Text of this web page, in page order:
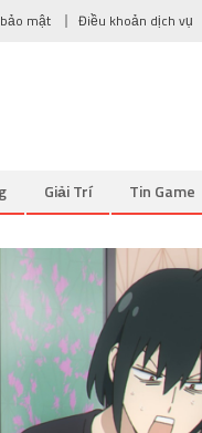
mật Điều khoản dịch vụ
Giải Trí Tin Game